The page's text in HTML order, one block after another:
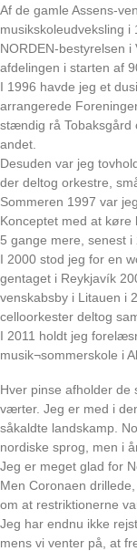
Af de gamle Assens-
musikskoleudveksling
NORDEN-bestyrelsen
afdelingen i starten af
I 1996 havde jeg et
arrangerede
stændig rå Tobaksgård
andet.
Desuden var jeg
der deltog orkestre,
Sommeren 1997 var
Konceptet med at
5 gange mere, senest i
I 2000 stod jeg for en
gentaget i Reykjavík
venskabsby i Litauen i
celloorkester deltog
I 2011 holdt jeg
musik¬sommerskole i
Hver pinse afholder
værter. Jeg er med i
såkaldte landskamp.
nordiske sprog, men i
Jeg er meget glad for
Men Coronaen
om at restriktionerne
Jeg har endnu ikke
mens vi venter på, at